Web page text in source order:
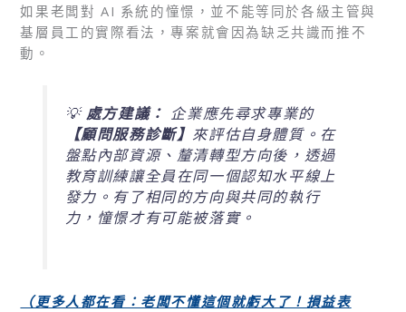
如果老闆對 AI 系統的憧憬，並不能等同於各級主管與
基層員工的實際看法，專案就會因為缺乏共識而推不
動。
💡處方建議： 企業應先尋求專業的
【顧問服務診斷】 來評估自身體質。在
盤點內部資源、釐清轉型方向後，透過
教育訓練讓全員在同一個認知水平線上
發力。有了相同的方向與共同的執行
力，憧憬才有可能被落實。
（更多人都在看：老闆不懂這個就虧大了！損益表